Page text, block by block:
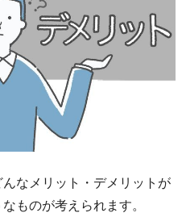
なメリット・デメリットが
ものが考えられます。